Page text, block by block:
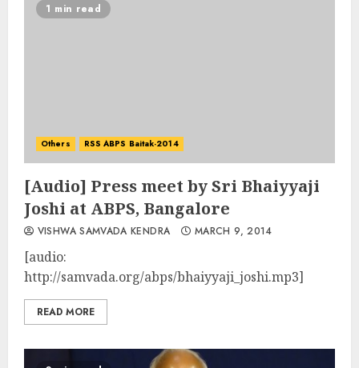
1 min read
Others RSS ABPS Baitak-2014
[Audio] Press meet by Sri Bhaiyyaji
Joshi at ABPS, Bangalore
VISHWA SAMVADA KENDRA MARCH 9, 2014
[audio:
http://samvada.org/abps/bhaiyyaji_joshi.mp3]
READ MORE